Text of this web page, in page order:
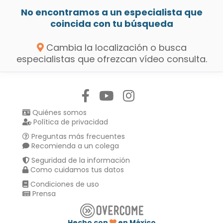
No encontramos a un especialista que
coincida con tu búsqueda
Cambia la localización o busca
especialistas que ofrezcan vídeo consulta.
Quiénes somos
Política de privacidad
Preguntas más frecuentes
Recomienda a un colega
Seguridad de la información
Como cuidamos tus datos
Condiciones de uso
Prensa